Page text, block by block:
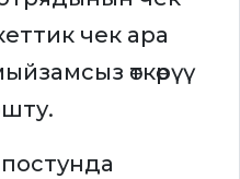
чек ара
өткөрүү
постунда